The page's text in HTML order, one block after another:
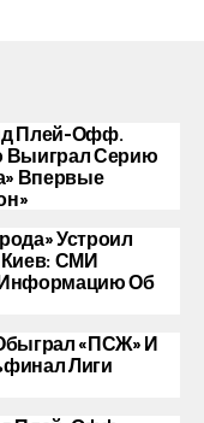
Плей-Офф.
Выиграл Серию
Впервые
Устроил
СМИ
Об
«ПСЖ» И
Лиги